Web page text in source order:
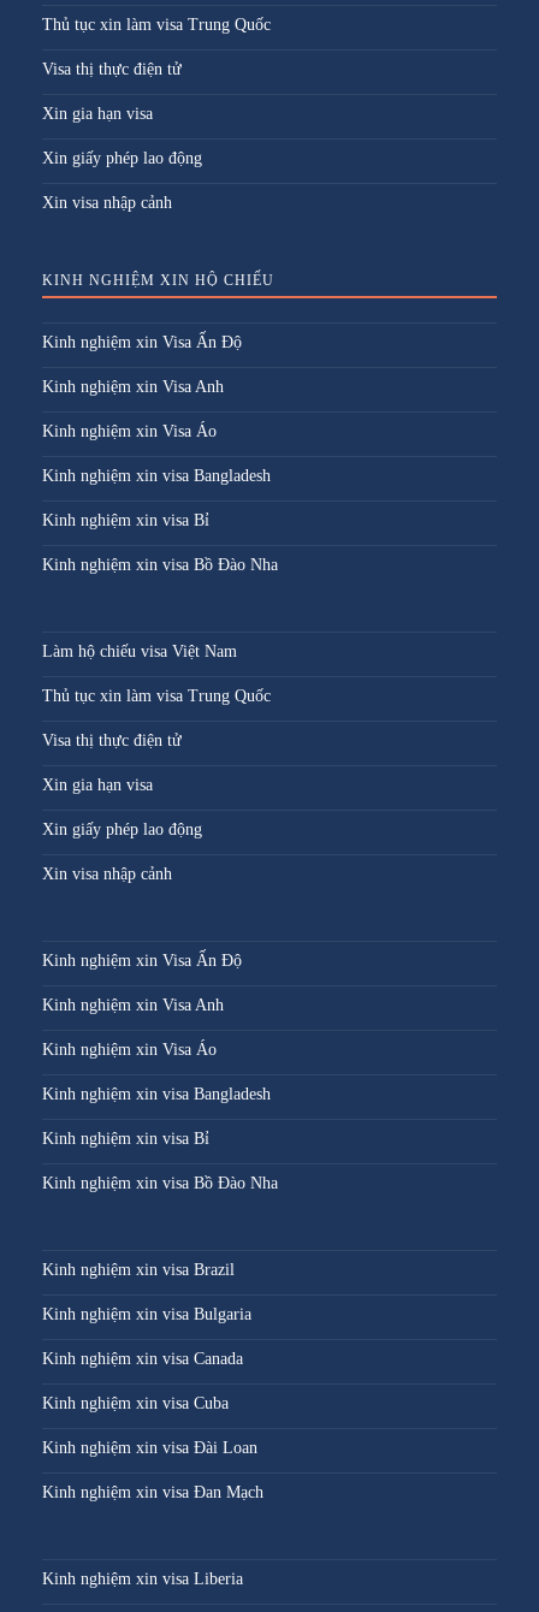
Thủ tục xin làm visa Trung Quốc
Visa thị thực điện tử
Xin gia hạn visa
Xin giấy phép lao động
Xin visa nhập cảnh
KINH NGHIỆM XIN HỘ CHIẾU
Kinh nghiệm xin Visa Ấn Độ
Kinh nghiệm xin Visa Anh
Kinh nghiệm xin Visa Áo
Kinh nghiệm xin visa Bangladesh
Kinh nghiệm xin visa Bỉ
Kinh nghiệm xin visa Bồ Đào Nha
Làm hộ chiếu visa Việt Nam
Thủ tục xin làm visa Trung Quốc
Visa thị thực điện tử
Xin gia hạn visa
Xin giấy phép lao động
Xin visa nhập cảnh
Kinh nghiệm xin Visa Ấn Độ
Kinh nghiệm xin Visa Anh
Kinh nghiệm xin Visa Áo
Kinh nghiệm xin visa Bangladesh
Kinh nghiệm xin visa Bỉ
Kinh nghiệm xin visa Bồ Đào Nha
Kinh nghiệm xin visa Brazil
Kinh nghiệm xin visa Bulgaria
Kinh nghiệm xin visa Canada
Kinh nghiệm xin visa Cuba
Kinh nghiệm xin visa Đài Loan
Kinh nghiệm xin visa Đan Mạch
Kinh nghiệm xin visa Liberia